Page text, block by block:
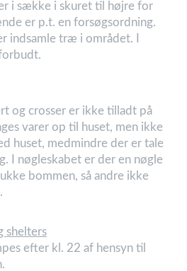
i sække i skuret til højre for
er p.t. en forsøgsordning.
indsamle træ i området. I
og crosser er ikke tilladt på
varer op til huset, men ikke
huset, medmindre der er tale
I nøgleskabet er der en nøgle
bommen, så andre ikke
shelters
efter kl. 22 af hensyn til